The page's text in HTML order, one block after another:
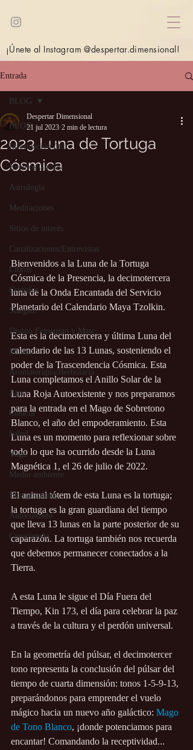
¡Únete al Instagram @despertar.dimensional!
Entrada
BLOG
Información útil
Eventos/Cursos
Astrología
Meditaciones
Sitios de interés
Canalizaciones/Entrevistas
Libros
Cristales
Stargate
Divino Femenino y Masc.
Música
Aromaterapia/Herbolaria
Agua
Ciencia
Salud
Yoga
Medio ambiente
Bioagricultura
Autocuidado
Consciencia
BLOG
2023 Luna de Tortuga
Cósmica
Despertar Dimensional
21 jul 2023 2 min de lectura
Bienvenidos a la Luna de la Tortuga
Cósmica de la Presencia, la decimotercera
luna de la Onda Encantada del Servicio
Planetario del Calendario Maya Tzolkin.
Esta es la decimotercera y última Luna del
calendario de las 13 Lunas, sosteniendo el
poder de la Trascendencia Cósmica. Esta
Luna completamos el Anillo Solar de la
Luna Roja Autoexistente y nos preparamos
para la entrada en el Mago de Sobretono
Blanco, el año del empoderamiento. Esta
Luna es un momento para reflexionar sobre
todo lo que ha ocurrido desde la Luna
Magnética 1, el 26 de julio de 2022.
El animal tótem de esta Luna es la tortuga;
la tortuga es la gran guardiana del tiempo
que lleva 13 lunas en la parte posterior de su
caparazón. La tortuga también nos recuerda
que debemos permanecer conectados a la
Tierra.
A esta Luna le sigue el Día Fuera del
Tiempo, Kin 173, el día para celebrar la paz
a través de la cultura y el perdón universal.
En la geometría del púlsar, el decimotercer
tono representa la conclusión del púlsar del
tiempo de cuarta dimensión: tonos 1-5-9-13,
preparándonos para emprender el vuelo
mágico hacia un nuevo año galáctico: Mago
de Tono Blanco, ¡donde potenciamos para
encantar! Comandando la receptividad...